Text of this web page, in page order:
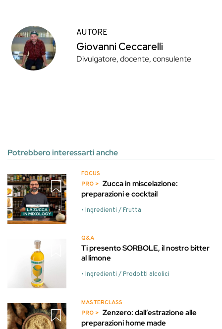
AUTORE
Giovanni Ceccarelli
Divulgatore, docente, consulente
Potrebbero interessarti anche
FOCUS
Zucca in miscelazione:
preparazioni e cocktail
• Ingredienti / Frutta
Q&A
Ti presento SORBOLE, il nostro bitter
al limone
• Ingredienti / Prodotti alcolici
MASTERCLASS
Zenzero: dall’estrazione alle
preparazioni home made